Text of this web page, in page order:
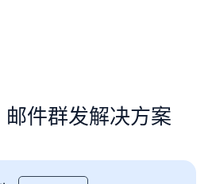
件群发解决方案